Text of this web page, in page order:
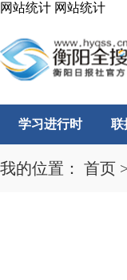
网站统计 网站统计
学习进行时 联
我的位置： 首页